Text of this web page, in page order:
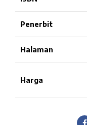
Penerbit
Halaman
Harga